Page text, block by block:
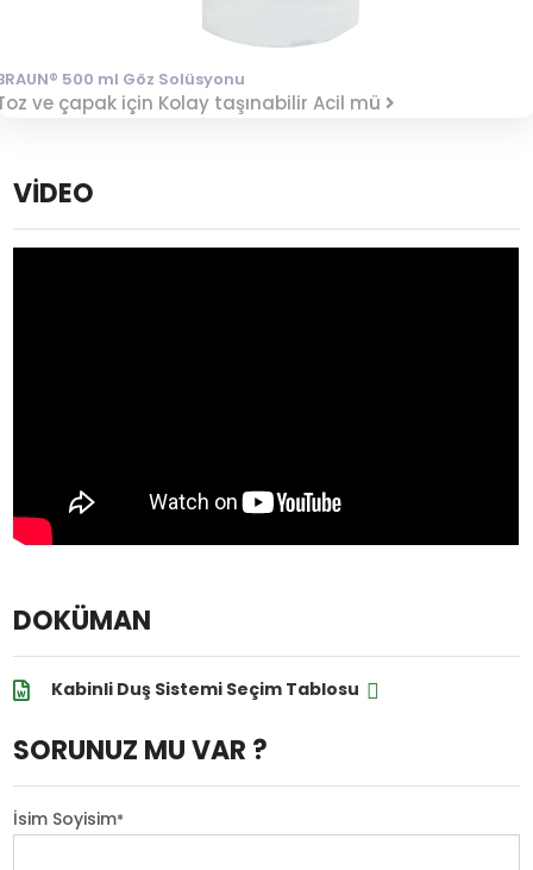
500 ml Göz Solüsyonu
ve çapak için Kolay taşınabilir Acil mü
VİDEO
DOKÜMAN
Kabinli Duş Sistemi Seçim Tablosu
SORUNUZ MU VAR ?
İsim Soyisim*